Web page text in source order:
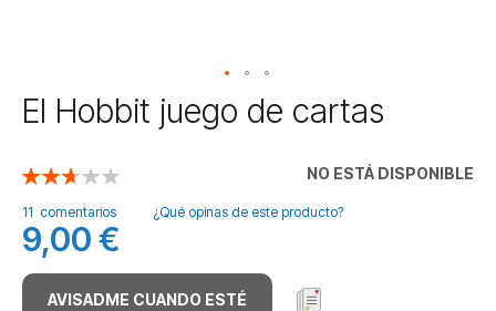
Saltar
al
de
la
galería
de
imágenes
El Hobbit juego de cartas
NO ESTÁ DISPONIBLE
Valoración:
11 comentarios ¿Qué opinas de este producto?
9,00 €
AVISADME CUANDO ESTÉ